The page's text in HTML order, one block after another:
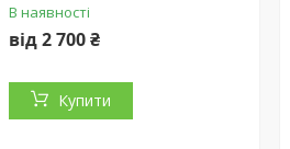
В наявності
від 2 700 ₴
Купити